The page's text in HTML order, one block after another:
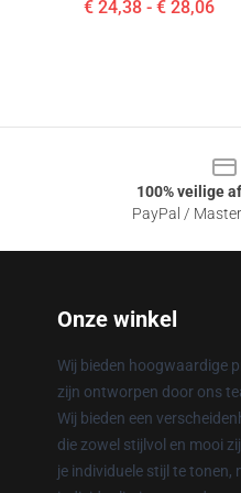
€ 24,38 - € 28,06
100% veilige
PayPal /
Onze winkel
Wij bieden hoogwaardige
zijn ontworpen door ons
Wij bieden een
die zowel stijlvol en mooi
je individuele stijl te tonen,